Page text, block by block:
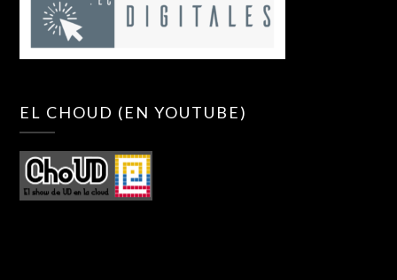
EL CHOUD (EN YOUTUBE)